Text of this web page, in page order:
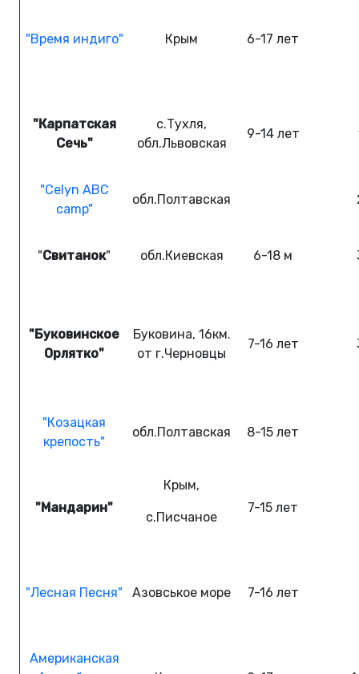
"Время индиго" Крым 6-17 лет
"Карпатская
Сечь"
с.Тухля,
обл.Львовская
9-14 лет
"Celyn ABC
camp"
обл.Полтавская
"Свитанок" обл.Киевская 6-18 м
"Буковинское
Орлятко"
Буковина, 16км.
от г.Черновцы
7-16 лет
"Козацкая
крепость"
обл.Полтавская 8-15 лет
"Мандарин"
Крым,
с.Писчаное
7-15 лет
"Лесная Песня" Азовськое море 7-16 лет
Американская